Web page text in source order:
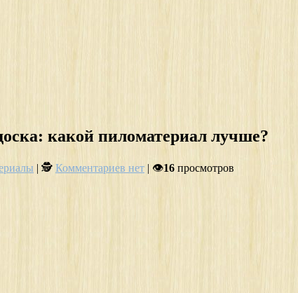
какой пиломатериал лучше?
| 🕵 Комментариев нет | 👁16 просмотров